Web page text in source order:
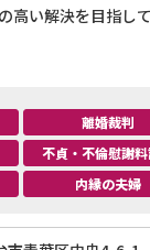
い解決を目指し
離婚裁判
不貞・不倫慰謝
内縁の夫婦